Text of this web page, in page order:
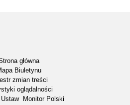
główna
Biuletynu
zmian treści
oglądalności
Monitor Polski